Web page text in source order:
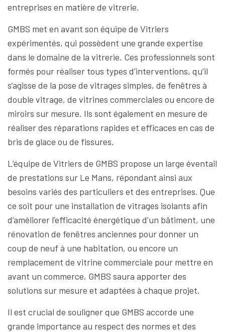
entreprises en matière de vitrerie.
GMBS met en avant son équipe de Vitriers
expérimentés, qui possèdent une grande expertise
dans le domaine de la vitrerie. Ces professionnels sont
formés pour réaliser tous types d’interventions, qu’il
s’agisse de la pose de vitrages simples, de fenêtres à
double vitrage, de vitrines commerciales ou encore de
miroirs sur mesure. Ils sont également en mesure de
réaliser des réparations rapides et efficaces en cas de
bris de glace ou de fissures.
L’équipe de Vitriers de GMBS propose un large éventail
de prestations sur Le Mans, répondant ainsi aux
besoins variés des particuliers et des entreprises. Que
ce soit pour une installation de vitrages isolants afin
d’améliorer l’efficacité énergétique d’un bâtiment, une
rénovation de fenêtres anciennes pour donner un
coup de neuf à une habitation, ou encore un
remplacement de vitrine commerciale pour mettre en
avant un commerce, GMBS saura apporter des
solutions sur mesure et adaptées à chaque projet.
Il est crucial de souligner que GMBS accorde une
grande importance au respect des normes et des